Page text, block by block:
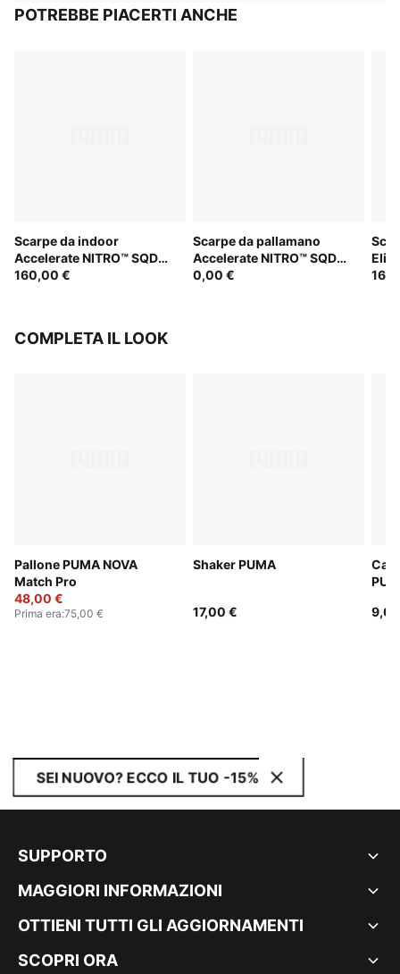
POTREBBE PIACERTI ANCHE
Scarpe da indoor
Accelerate NITRO™ SQD
5 Launch Edition unisex
160,00 €
Scarpe da pallamano
Accelerate NITRO™ SQD
5 unisex
0,00 €
COMPLETA IL LOOK
Pallone PUMA NOVA
Match Pro
48,00 €
Prima era:75,00 €
Shaker PUMA
17,00 €
SEI NUOVO? ECCO IL TUO -15%
SUPPORTO
MAGGIORI INFORMAZIONI
OTTIENI TUTTI GLI AGGIORNAMENTI
SCOPRI ORA